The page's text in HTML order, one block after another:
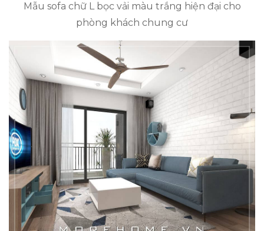
Mẫu sofa chữ L bọc vải màu trắng hiện đại cho
phòng khách chung cư